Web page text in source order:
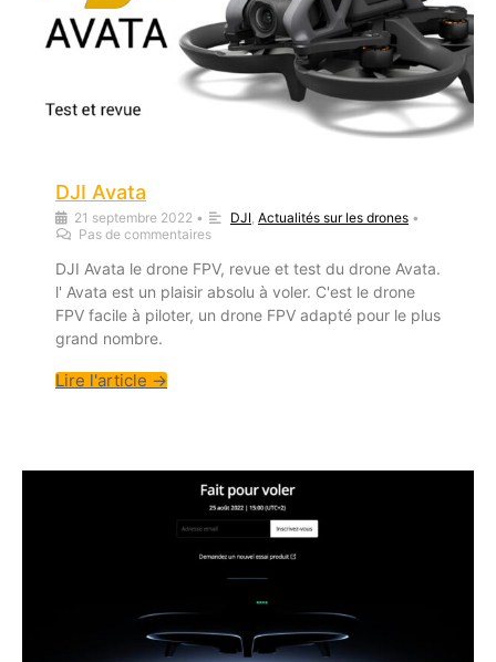
DJI Avata
21 septembre 2022 • DJI Actualités sur les drones •
Pas de commentaires
DJI Avata le drone FPV, revue et test du drone Avata.
l' Avata est un plaisir absolu à voler. C'est le drone
FPV facile à piloter, un drone FPV adapté pour le plus
grand nombre.
Lire l'article →